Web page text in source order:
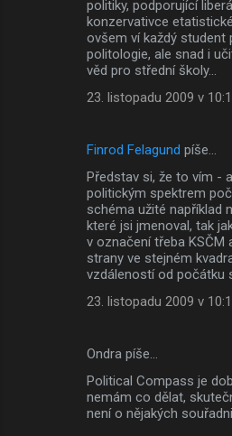
politiky, podporující
konzervativce
ovšem ví každý student
politologie, ale snad i
věd pro střední školy...
23. listopadu 2009 v
Finrod Felagund píše…
Představ si, že to vím -
politickým spektrem
schéma užité například
které jsi jmenoval, tak
v označení třeba KSČM
strany ve stejném
vzdáleností od počátku
23. listopadu 2009 v
Ondra píše…
Political Compass je
nemám co dělat,
není o nějakých